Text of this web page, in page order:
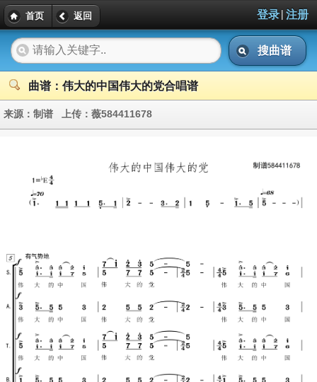
首页 返回 登录| 注册
搜曲谱
曲谱：伟大的中国伟大的党合唱谱
来源： 制谱 上传： 薇584411678